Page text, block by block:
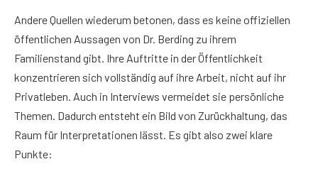
Andere Quellen wiederum betonen, dass es keine offiziellen
öffentlichen Aussagen von Dr. Berding zu ihrem
Familienstand gibt. Ihre Auftritte in der Öffentlichkeit
konzentrieren sich vollständig auf ihre Arbeit, nicht auf ihr
Privatleben. Auch in Interviews vermeidet sie persönliche
Themen. Dadurch entsteht ein Bild von Zurückhaltung, das
Raum für Interpretationen lässt. Es gibt also zwei klare
Punkte: